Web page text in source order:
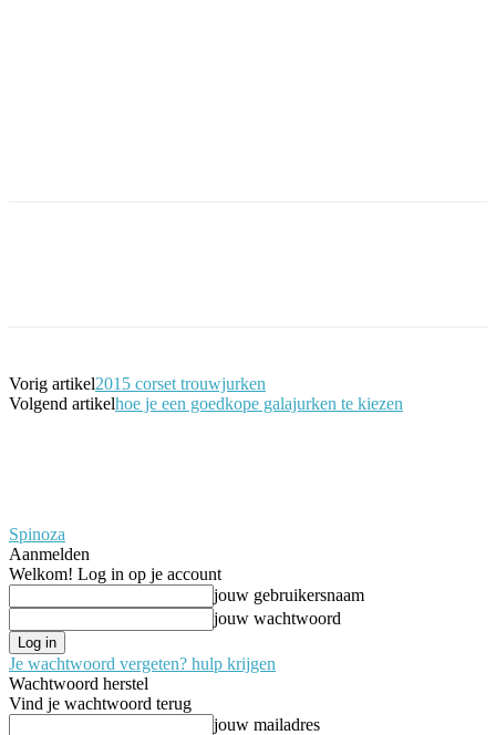
Vorig artikel2015 corset trouwjurken
Volgend artikelhoe je een goedkope galajurken te kiezen
Spinoza
Aanmelden
Welkom! Log in op je account
jouw gebruikersnaam
jouw wachtwoord
Je wachtwoord vergeten? hulp krijgen
Wachtwoord herstel
Vind je wachtwoord terug
jouw mailadres